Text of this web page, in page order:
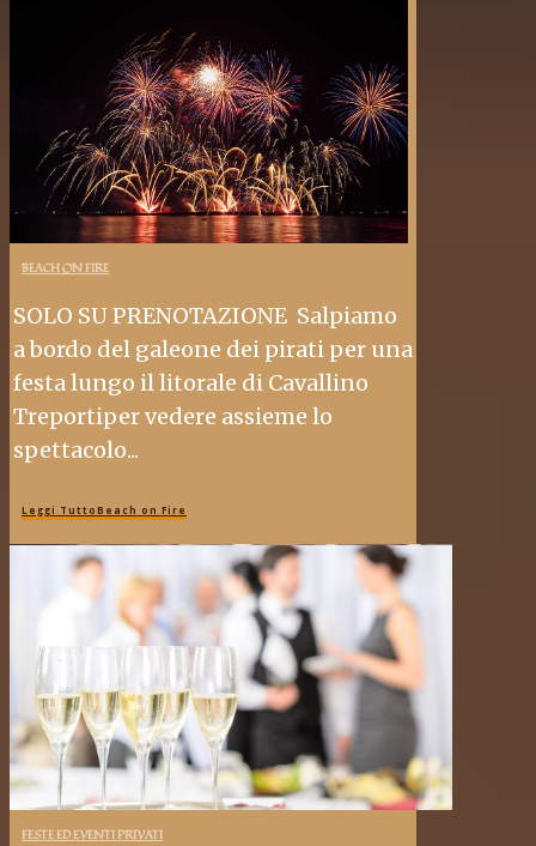
BEACH ON FIRE
SOLO SU PRENOTAZIONE Salpiamo
a bordo del galeone dei pirati per una
festa lungo il litorale di Cavallino
Treportiper vedere assieme lo
spettacolo...
Leggi TuttoBeach on Fire
FESTE ED EVENTI PRIVATI